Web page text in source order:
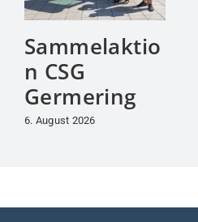
Sammelaktio
n CSG
Germering
6. August 2026